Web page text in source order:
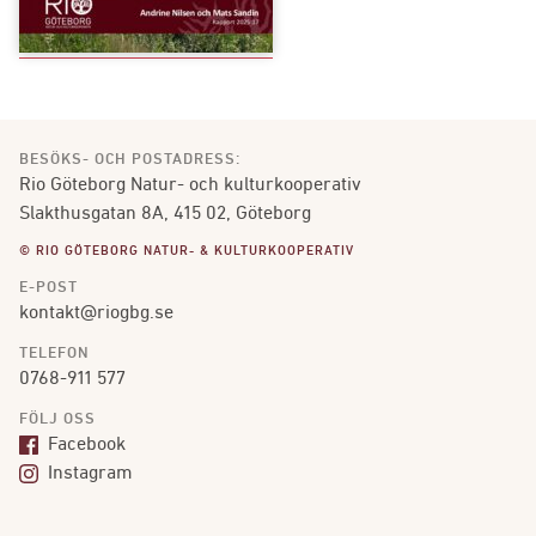
BESÖKS- OCH POSTADRESS:
Rio Göteborg Natur- och kulturkooperativ
Slakthusgatan 8A, 415 02, Göteborg
© RIO GÖTEBORG NATUR- & KULTURKOOPERATIV
E-POST
kontakt@riogbg.se
TELEFON
0768-911 577
FÖLJ OSS
Facebook
Instagram